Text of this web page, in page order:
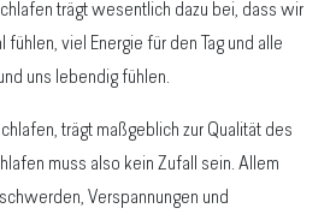
trägt wesentlich dazu bei, dass wir
viel Energie für den Tag und alle
uns lebendig fühlen.
trägt maßgeblich zur Qualität des
muss also kein Zufall sein. Allem
Verspannungen und